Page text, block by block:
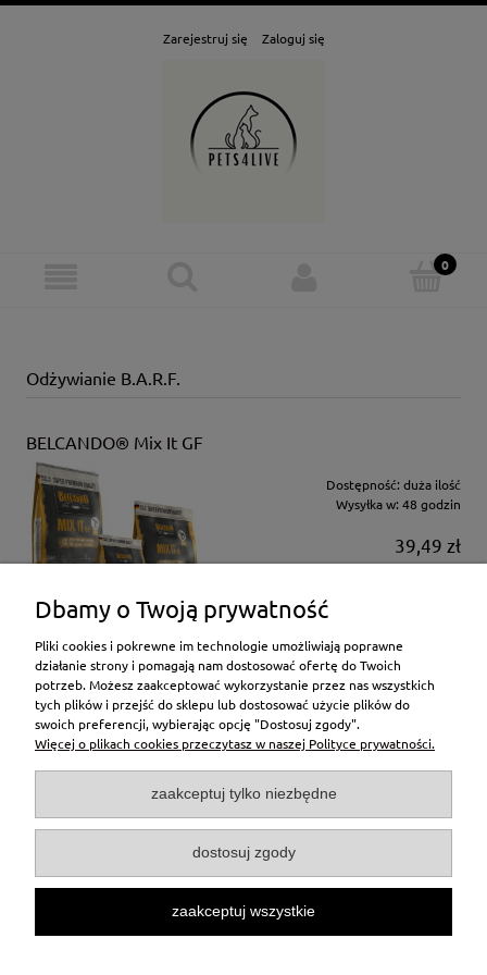
Zarejestruj się Zaloguj się
Odżywianie B.A.R.F.
BELCANDO® Mix It GF
Dostępność: duża ilość
Wysyłka w: 48 godzin
39,49 zł
Moje konto
Pomoc
Płatności i dostawa
Informacje
Poznaj nas lepiej
Dbamy o Twoją prywatność
Pliki cookies i pokrewne im technologie umożliwiają poprawne
działanie strony i pomagają nam dostosować ofertę do Twoich
potrzeb. Możesz zaakceptować wykorzystanie przez nas wszystkich
tych plików i przejść do sklepu lub dostosować użycie plików do
swoich preferencji, wybierając opcję "Dostosuj zgody".
Więcej o plikach cookies przeczytasz w naszej Polityce prywatności.
zaakceptuj tylko niezbędne
dostosuj zgody
zaakceptuj wszystkie